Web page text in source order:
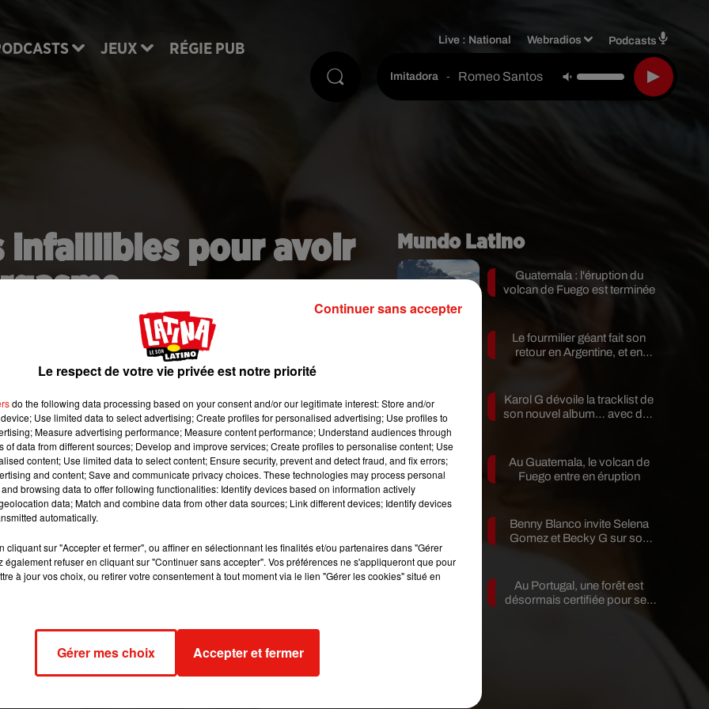
JEUX RÉGIE PUB
Live : National Webradios Podcasts
Imitadora - Romeo Santos Feat. Aventura
infaillibles pour avoir
vie sexuelle ? Voici les positions idéales pour
Prenez des notes !
Pixabay
, the Indiana University Of School Public Health (en somme
publique) a mené une enquête très intéressante :il existe bel
Non, on ne parle pas d’un modèle de guitare Gibson, mais bien
la femme écarte ses jambes et les pose sur les
Ensuite, laissez place au « Rag Doll ». Il s’agit certes d’une
laquelle la femme s’allonge de profil, tandis que son partenaire
tout en la pénétrant.
et serre les cuisses avec ses propres cuisses.
» est une position assise où la femme s’installe sur les cuisses de
Mundo Latino
Guatemala : l'éruption du
volcan de Fuego est terminée
Le fourmilier géant fait son
retour en Argentine, et en
Karol G dévoile la tracklist de
son nouvel album… avec des
Au Guatemala, le volcan de
Fuego entre en éruption
Benny Blanco invite Selena
Gomez et Becky G sur son
Au Portugal, une forêt est
désormais certifiée pour ses
Le respect de votre vie privée est notre priorité
do the following data processing based on your consent and/or our legitimate interest: Store and/or
Use limited data to select advertising; Create profiles for personalised advertising; Use profiles to
Measure advertising performance; Measure content performance; Understand audiences through
of data from different sources; Develop and improve services; Create profiles to personalise content; Use
content; Use limited data to select content; Ensure security, prevent and detect fraud, and fix errors;
and content; Save and communicate privacy choices. These technologies may process personal
browsing data to offer following functionalities: Identify devices based on information actively
data; Match and combine data from other data sources; Link different devices; Identify devices
automatically.
cliquant sur "Accepter et fermer", ou affiner en sélectionnant les finalités et/ou partenaires dans "Gérer
également refuser en cliquant sur "Continuer sans accepter". Vos préférences ne s'appliqueront que pour
à jour vos choix, ou retirer votre consentement à tout moment via le lien "Gérer les cookies" situé en
Gérer mes choix Accepter et fermer
Continuer sans accepter